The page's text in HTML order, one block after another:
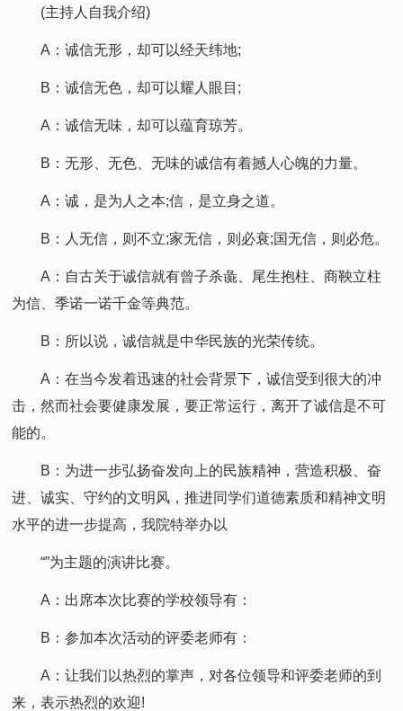
(主持人自我介绍)
A：诚信无形，却可以经天纬地;
B：诚信无色，却可以耀人眼目;
A：诚信无味，却可以蕴育琼芳。
B：无形、无色、无味的诚信有着撼人心魄的力量。
A：诚，是为人之本;信，是立身之道。
B：人无信，则不立;家无信，则必衰;国无信，则必危。
A：自古关于诚信就有曾子杀彘、尾生抱柱、商鞅立柱
为信、季诺一诺千金等典范。
B：所以说，诚信就是中华民族的光荣传统。
A：在当今发着迅速的社会背景下，诚信受到很大的冲
击，然而社会要健康发展，要正常运行，离开了诚信是不可
能的。
B：为进一步弘扬奋发向上的民族精神，营造积极、奋
进、诚实、守约的文明风，推进同学们道德素质和精神文明
水平的进一步提高，我院特举办以
“”为主题的演讲比赛。
A：出席本次比赛的学校领导有：
B：参加本次活动的评委老师有：
A：让我们以热烈的掌声，对各位领导和评委老师的到
来，表示热烈的欢迎!